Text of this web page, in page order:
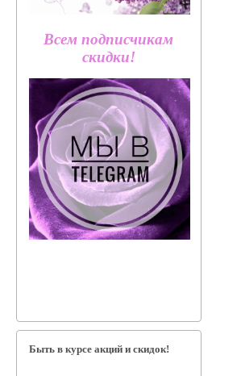
Всем подписчикам
скидки!
Быть в курсе акций и скидок!